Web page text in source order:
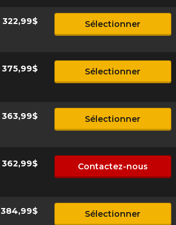
322,99$ Sélectionner
375,99$ Sélectionner
363,99$ Sélectionner
362,99$ Contactez-nous
384,99$ Sélectionner